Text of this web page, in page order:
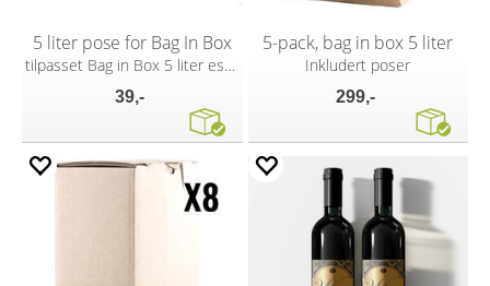
5 liter pose for Bag In Box
tilpasset Bag in Box 5 liter eske
39,-
5-pack, bag in box 5 liter
Inkludert poser
299,-